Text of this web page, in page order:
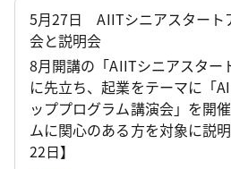
5月27日 AIITシニアスタート
会と説明会
8月開講の「AIITシニアスター
に先立ち、起業をテーマに「
ッププログラム講演会」を開
ムに関心のある方を対象に説
22日】